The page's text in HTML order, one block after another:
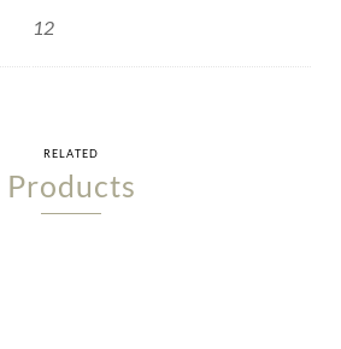
12
RELATED
Products